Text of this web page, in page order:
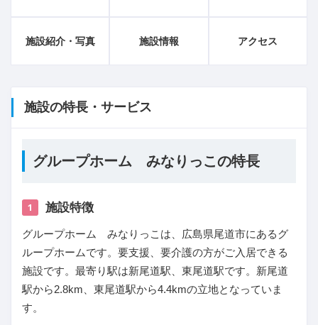
施設紹介・写真 施設情報 アクセス
施設の特長・サービス
グループホーム みなりっこの特長
1 施設特徴
グループホーム みなりっこは、広島県尾道市にあるグ
ループホームです。要支援、要介護の方がご入居できる
施設です。最寄り駅は新尾道駅、東尾道駅です。新尾道
駅から2.8km、東尾道駅から4.4kmの立地となっていま
す。